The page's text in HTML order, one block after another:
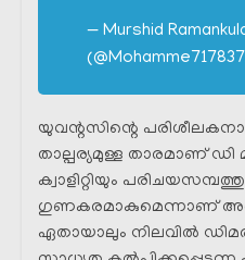
— Murshid
യുവന്റസിന്റെ
താല്പര്യമുള്ള താരമാണ് ഡി
ക്വാളിറ്റിയും
ഗുണകരമാകുമെന്നാണ്
ഏതായാലും നിലവിൽ